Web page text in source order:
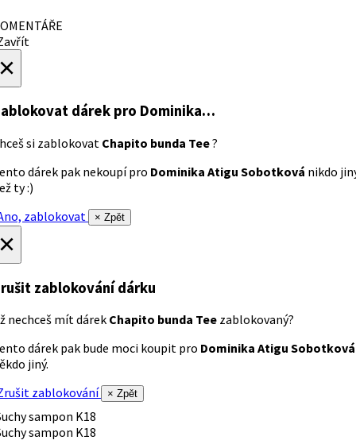
dárek pro Dominika…
si zablokovat Chapito bunda Tee?
dárek pak nekoupí pro Dominika Atigu Sobotková nikdo
ty :)
zablokovat
× Zpět
zablokování dárku
nechceš mít dárek Chapito bunda Tee zablokovaný?
dárek pak bude moci koupit pro Dominika Atigu Sobotková
jiný.
zablokování
× Zpět